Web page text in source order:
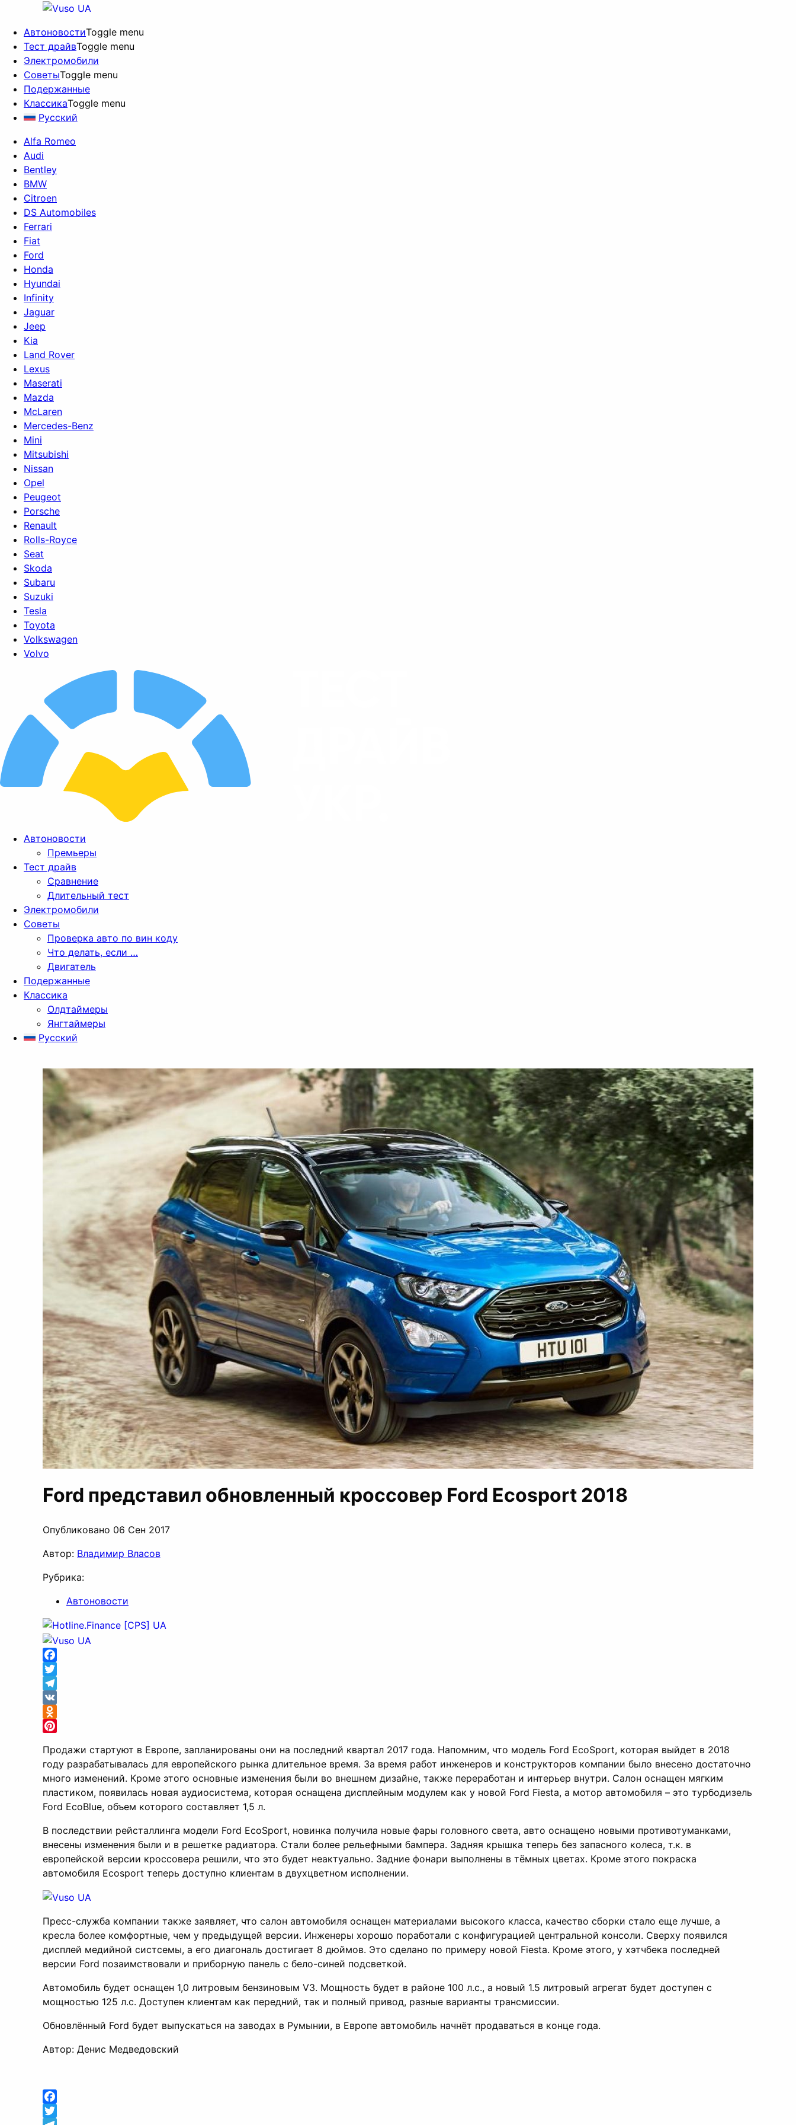
АвтоновостиToggle menu
Тест драйвToggle menu
Электромобили
СоветыToggle menu
Подержанные
КлассикаToggle menu
Русский
Alfa Romeo
Audi
Bentley
BMW
Citroen
DS Automobiles
Ferrari
Fiat
Ford
Honda
Hyundai
Infinity
Jaguar
Jeep
Kia
Land Rover
Lexus
Maserati
Mazda
McLaren
Mercedes-Benz
Mini
Mitsubishi
Nissan
Opel
Peugeot
Porsche
Renault
Rolls-Royce
Seat
Skoda
Subaru
Suzuki
Tesla
Toyota
Volkswagen
Volvo
Автоновости
Премьеры
Тест драйв
Сравнение
Длительный тест
Электромобили
Советы
Проверка авто по вин коду
Что делать, если …
Двигатель
Подержанные
Классика
Олдтаймеры
Янгтаймеры
Русский
Ford представил обновленный кроссовер Ford Ecosport 2018
Опубликовано 06 Сен 2017
Автор: Владимир Власов
Рубрика:
Автоновости
Facebook
Twitter
Telegram
VK
Odnoklassniki
Продажи стартуют в Европе, запланированы они на последний квартал 2017 года. Напомним, что модель Ford EcoSport, которая выйдет в 2018
году разрабатывалась для европейского рынка длительное время. За время работ инженеров и конструкторов компании было внесено достаточно
много изменений. Кроме этого основные изменения были во внешнем дизайне, также переработан и интерьер внутри. Салон оснащен мягким
пластиком, появилась новая аудиосистема, которая оснащена дисплейным модулем как у новой Ford Fiesta, а мотор автомобиля – это турбодизель
Ford EcoBlue, объем которого составляет 1,5 л.
В последствии рейсталлинга модели Ford EcoSport, новинка получила новые фары головного света, авто оснащено новыми противотуманками,
внесены изменения были и в решетке радиатора. Стали более рельефными бампера. Задняя крышка теперь без запасного колеса, т.к. в
европейской версии кроссовера решили, что это будет неактуально. Задние фонари выполнены в тёмных цветах. Кроме этого покраска
автомобиля Ecosport теперь доступно клиентам в двухцветном исполнении.
Пресс-служба компании также заявляет, что салон автомобиля оснащен материалами высокого класса, качество сборки стало еще лучше, а
кресла более комфортные, чем у предыдущей версии. Инженеры хорошо поработали с конфигурацией центральной консоли. Сверху появился
дисплей медийной систсемы, а его диагональ достигает 8 дюймов. Это сделано по примеру новой Fiesta. Кроме этого, у хэтчбека последней
версии Ford позаимствовали и приборную панель с бело-синей подсветкой.
Автомобиль будет оснащен 1,0 литровым бензиновым V3. Мощность будет в районе 100 л.с., а новый 1.5 литровый агрегат будет доступен с
мощностью 125 л.с. Доступен клиентам как передний, так и полный привод, разные варианты трансмиссии.
Обновлённый Ford будет выпускаться на заводах в Румынии, в Европе автомобиль начнёт продаваться в конце года.
Автор: Денис Медведовский
Facebook